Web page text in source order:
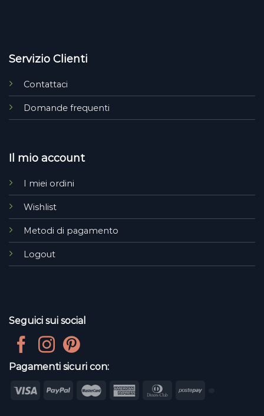
Servizio Clienti
Contattaci
Domande frequenti
Il mio account
I miei ordini
Wishlist
Metodi di pagamento
Logout
Seguici sui social
Pagamenti sicuri con: